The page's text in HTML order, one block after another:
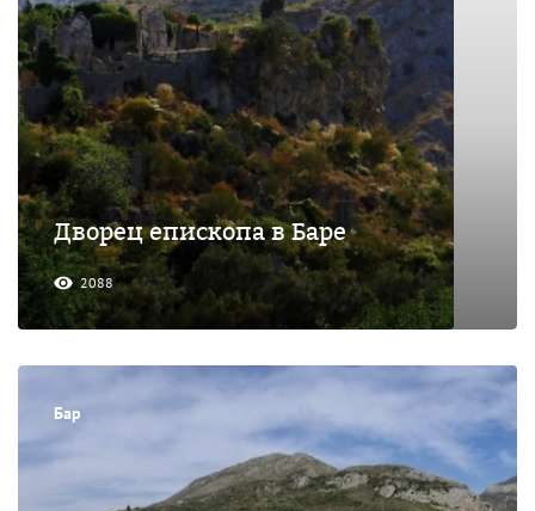
Дворец епископа в Баре
2088
Бар